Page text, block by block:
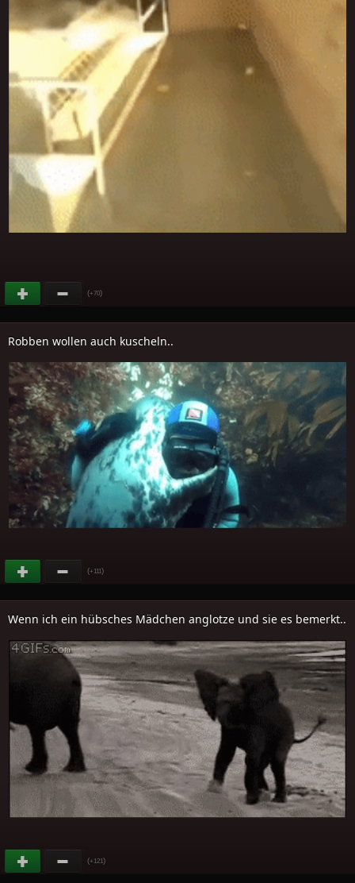
(+70)
Robben wollen auch kuscheln..
(+111)
Wenn ich ein hübsches Mädchen anglotze und sie es bemerkt..
(+121)